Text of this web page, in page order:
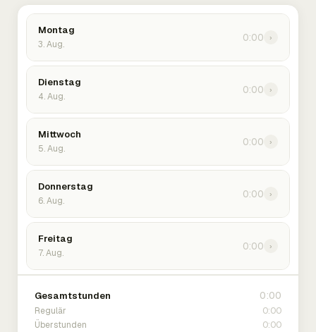
Montag
3. Aug.
0:00 ›
Dienstag
4. Aug.
0:00 ›
Mittwoch
5. Aug.
0:00 ›
Donnerstag
6. Aug.
0:00 ›
Freitag
7. Aug.
0:00 ›
Gesamtstunden 0:00
Regulär 0:00
Überstunden 0:00